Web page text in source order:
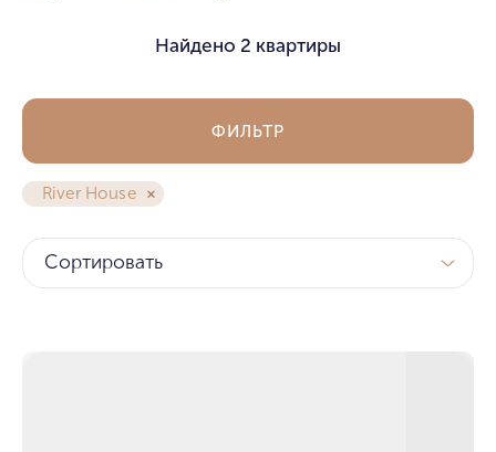
Найдено 2 квартиры
River House
ФИЛЬТР
Сортировать